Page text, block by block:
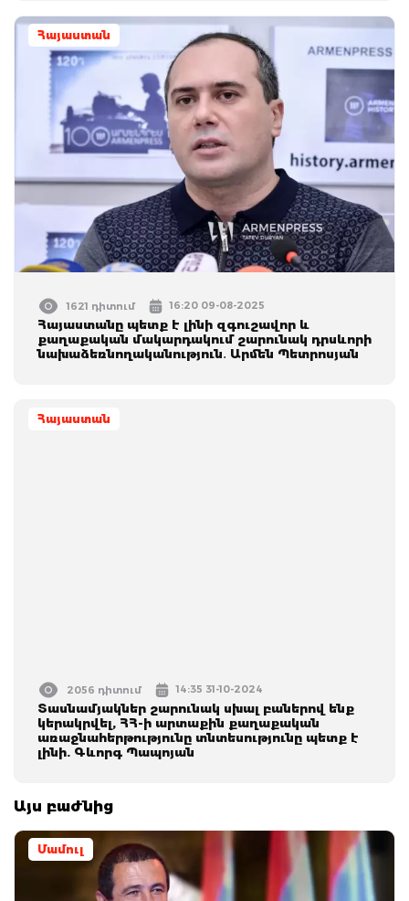
Հայաստան
1621 դիտում 16:20 09-08-2025
Հայաստանը պետք է լինի զգուշավոր և
քաղաքական մակարդակում շարունակ դրսևորի
նախաձեռնողականություն․ Արմեն Պետրոսյան
Հայաստան
2056 դիտում 14:35 31-10-2024
Տասնամյակներ շարունակ սխալ բաներով ենք
կերակրվել, ՀՀ-ի արտաքին քաղաքական
առաջնահերթությունը տնտեսությունը պետք է
լինի. Գևորգ Պապոյան
Այս բաժնից
Մամուլ